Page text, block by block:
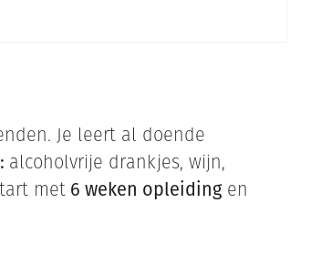
Je leert al doende
alcoholvrije drankjes, wijn,
met 6 weken opleidingen